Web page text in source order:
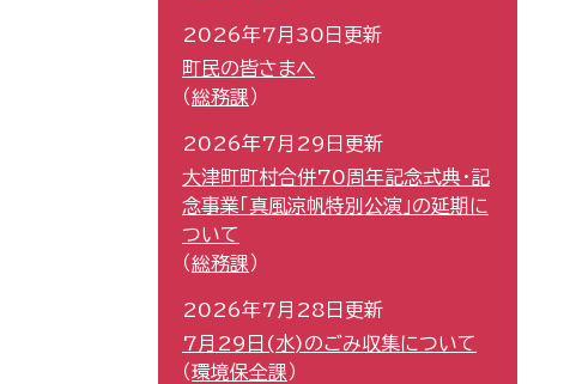
2026年7月30日更新
町民の皆さまへ
総務課
2026年7月29日更新
大津町町村合併70周年記念式典・記
念事業「真風涼帆特別公演」の延期に
ついて
総務課
2026年7月28日更新
7月29日(水)のごみ収集について
環境保全課